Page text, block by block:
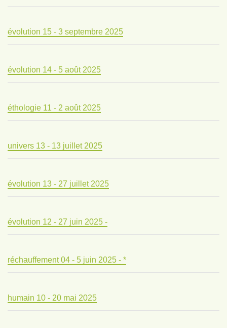
évolution 15 - 3 septembre 2025
évolution 14 - 5 août 2025
éthologie 11 - 2 août 2025
univers 13 - 13 juillet 2025
évolution 13 - 27 juillet 2025
évolution 12 - 27 juin 2025 -
réchauffement 04 - 5 juin 2025 - *
humain 10 - 20 mai 2025